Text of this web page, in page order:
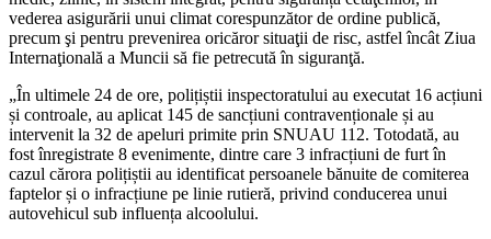
vederea asigurării unui climat corespunzător de ordine publică,
precum şi pentru prevenirea oricăror situaţii de risc, astfel încât Ziua
Internaţională a Muncii să fie petrecută în siguranţă.
„În ultimele 24 de ore, polițiștii inspectoratului au executat 16 acțiuni
și controale, au aplicat 145 de sancțiuni contravenționale și au
intervenit la 32 de apeluri primite prin SNUAU 112. Totodată, au
fost înregistrate 8 evenimente, dintre care 3 infracțiuni de furt în
cazul cărora polițiștii au identificat persoanele bănuite de comiterea
faptelor și o infracțiune pe linie rutieră, privind conducerea unui
autovehicul sub influența alcoolului.